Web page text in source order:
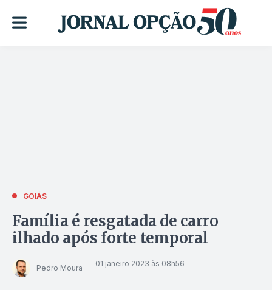
GOIÁS
Família é resgatada de carro
ilhado após forte temporal
Pedro Moura 01 janeiro 2023 às 08h56